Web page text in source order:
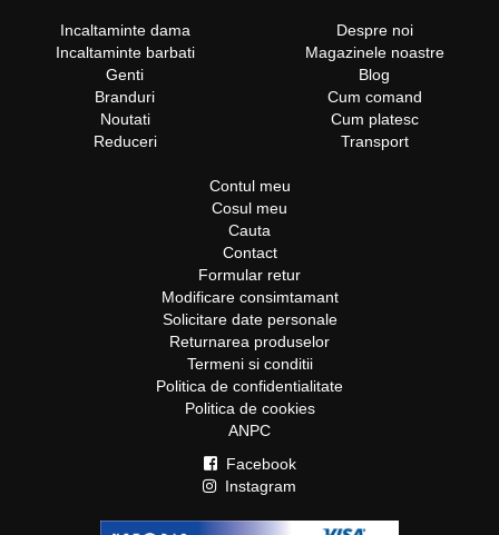
Incaltaminte dama
Incaltaminte barbati
Genti
Branduri
Noutati
Reduceri
Despre noi
Magazinele noastre
Blog
Cum comand
Cum platesc
Transport
Contul meu
Cosul meu
Cauta
Contact
Formular retur
Modificare consimtamant
Solicitare date personale
Returnarea produselor
Termeni si conditii
Politica de confidentialitate
Politica de cookies
ANPC
Facebook
Instagram